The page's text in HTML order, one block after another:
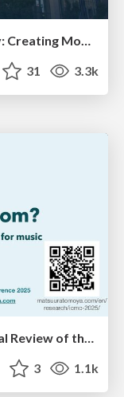
Helping Users Find Their Own Way: Creating Modern Search Experiences
31 3.3k
3 1.1k